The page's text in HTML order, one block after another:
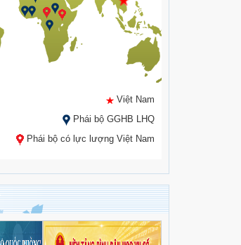
Việt Nam
Phái bộ GGHB LHQ
Phái bộ có lực lượng Việt Nam